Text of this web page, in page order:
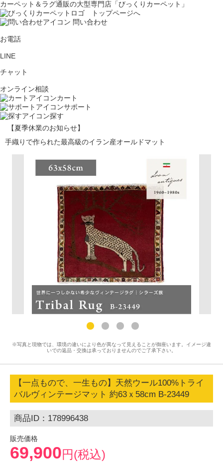
カーペット＆ラグ通販の大型専門店「びっくりカーペット」
問い合わせ
お電話
LINE
チャット
オンライン相談
カート
サポート
探す
【夏季休業のお知らせ】
手織りで作られた最高級のイラン産オールドマット
※写真と現物では、環境の違いにより色が異なって見えることが御座います。イメージ違
いでの返品・交換は承っておりませんのでご了承下さい。
【一点もので、一生もの】天然ウール100%トライ
バルヴィンテージマット 約63ｘ58cm B-23449
商品ID：178996438
販売価格
69,900円(税込)